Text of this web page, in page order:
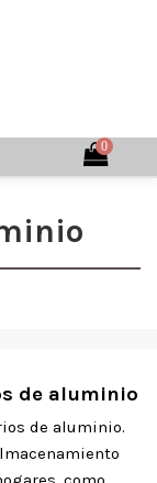
0
de aluminio
de aluminio.